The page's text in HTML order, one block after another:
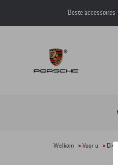
Beste
Welkom >Voor u >